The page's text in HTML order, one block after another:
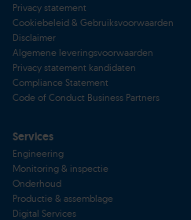
Privacy statement
Cookiebeleid & Gebruiksvoorwaarden
Disclaimer
Algemene leveringsvoorwaarden
Privacy statement kandidaten
Compliance Statement
Code of Conduct Business Partners
Services
Engineering
Monitoring & inspectie
Onderhoud
Productie & assemblage
Digital Services